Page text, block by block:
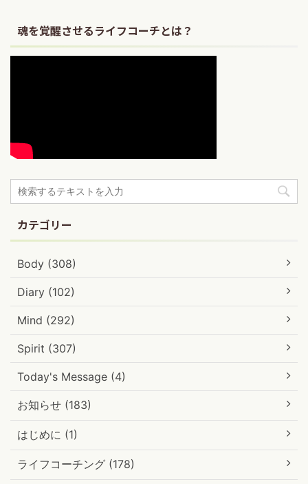
魂を覚醒させるライフコーチとは？
カテゴリー
Body (308)
Diary (102)
Mind (292)
Spirit (307)
Today's Message (4)
お知らせ (183)
はじめに (1)
ライフコーチング (178)